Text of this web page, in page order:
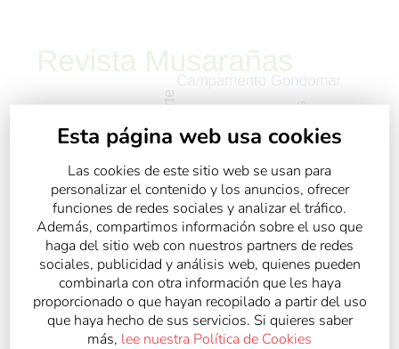
Esta página web usa cookies
Las cookies de este sitio web se usan para
personalizar el contenido y los anuncios, ofrecer
funciones de redes sociales y analizar el tráfico.
Además, compartimos información sobre el uso que
haga del sitio web con nuestros partners de redes
sociales, publicidad y análisis web, quienes pueden
combinarla con otra información que les haya
proporcionado o que hayan recopilado a partir del uso
que haya hecho de sus servicios. Si quieres saber
más, lee nuestra Política de Cookies